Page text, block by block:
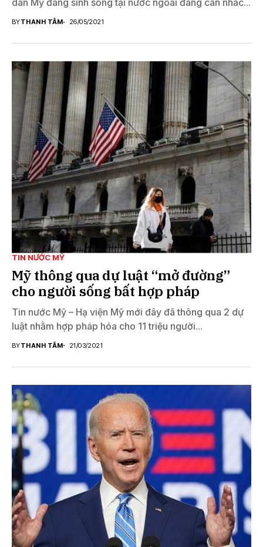
dân Mỹ đang sinh sống tại nước ngoài đang cân nhắc...
BYTHANH TÂM 26/05/2021
TIN NƯỚC MỸ
Mỹ thông qua dự luật “mở đường”
cho người sống bất hợp pháp
Tin nước Mỹ – Hạ viện Mỹ mới đây đã thông qua 2 dự
luật nhằm hợp pháp hóa cho 11 triệu người...
BYTHANH TÂM 21/03/2021